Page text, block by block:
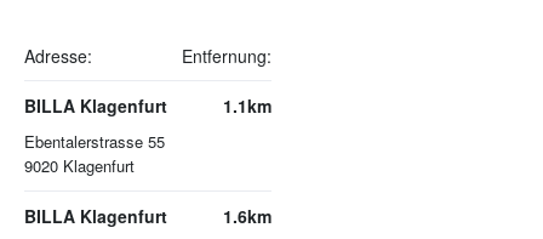
Adresse: Entfernung:
BILLA Klagenfurt
Ebentalerstrasse 55
9020 Klagenfurt
1.1km
BILLA Klagenfurt 1.6km